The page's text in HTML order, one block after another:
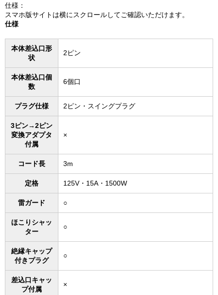
仕様：
スマホ版サイトは横にスクロールしてご確認いただけます。
仕様
本体差込口形
状
2ピン
本体差込口個
数
6個口
プラグ仕様 2ピン・スイングプラグ
3ピン→2ピン
変換アダプタ
付属
×
コード長 3m
定格 125V・15A・1500W
雷ガード ○
ほこりシャッ
ター
○
絶縁キャップ
付きプラグ
○
差込口キャッ
プ付属
×